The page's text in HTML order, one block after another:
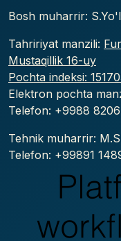
Bosh muharrir:
Tahririyat manzili:
Mustaqillik 16-uy
Pochta indeksi:
Elektron pochta
Telefon: +9988
Tehnik muharrir:
Telefon: +99891